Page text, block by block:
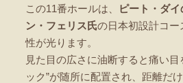
この11番ホールは、 ピート・ダ
ン・フェリス氏の日本初設計コ
性が光ります。
見た目の広さに油断すると痛い目
ック”が随所に配置され、距離だ